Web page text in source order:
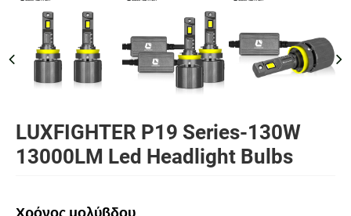
LUXFIGHTER P19 Series-130W
13000LM Led Headlight Bulbs
Χρόνος μολύβδου